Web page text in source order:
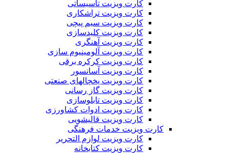
کارت ویزیت تاسیساتی
کارت ویزیت تراشکاری
کارت ویزیت سیم پیچی
کارت ویزیت کلیدسازی
کارت ویزیت آهنگری
کارت ویزیت آلومینیوم سازی
کارت ویزیت کرکره برقی
کارت ویزیت آسانسور
کارت ویزیت یخچالهای صنعتی
کارت ویزیت گاز رسانی
کارت ویزیت تابلوسازی
کارت ویزیت ادوات کشاورزی
کارت ویزیت قالیشویی
کارت ویزیت خدمات فرهنگی
کارت ویزیت لوازم التحریر
کارت ویزیت کتابخانه